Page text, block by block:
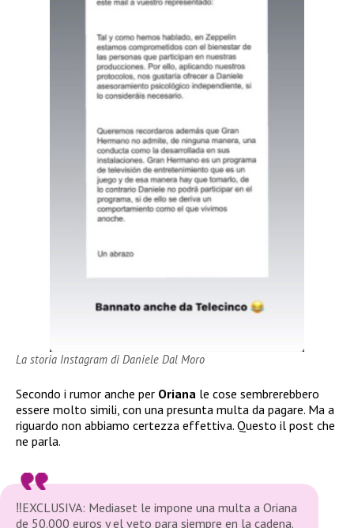
La storia Instagram di Daniele Dal Moro
Secondo i rumor anche per Oriana le cose sembrerebbero
essere molto simili, con una presunta multa da pagare. Ma a
riguardo non abbiamo certezza effettiva. Questo il post che
ne parla.
‼️EXCLUSIVA: Mediaset le impone una multa a Oriana
de 50.000 euros y el veto para siempre en la cadena.